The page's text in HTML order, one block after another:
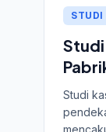
STUDI
Studi
Studi